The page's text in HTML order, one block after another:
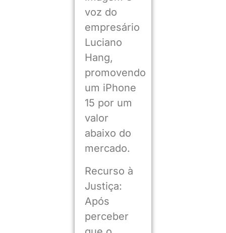
voz do
empresário
Luciano
Hang,
promovendo
um iPhone
15 por um
valor
abaixo do
mercado.
Recurso à
Justiça:
Após
perceber